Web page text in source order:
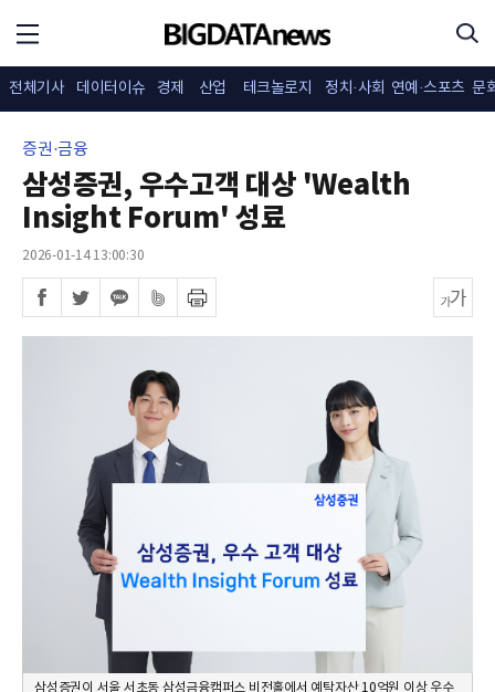
전체기사 데이터이슈 경제 산업 테크놀로지 정치·사회 연예·스포츠 문
증권·금융
삼성증권, 우수고객 대상 'Wealth
Insight Forum' 성료
2026-01-14 13:00:30
삼성증권이 서울 서초동 삼성금융캠퍼스 비전홀에서 예탁자산 10억원 이상 우수